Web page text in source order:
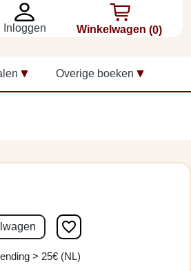
Inloggen Winkelwagen (0)
Overige boeken
favorite_border
> 25€ (NL)